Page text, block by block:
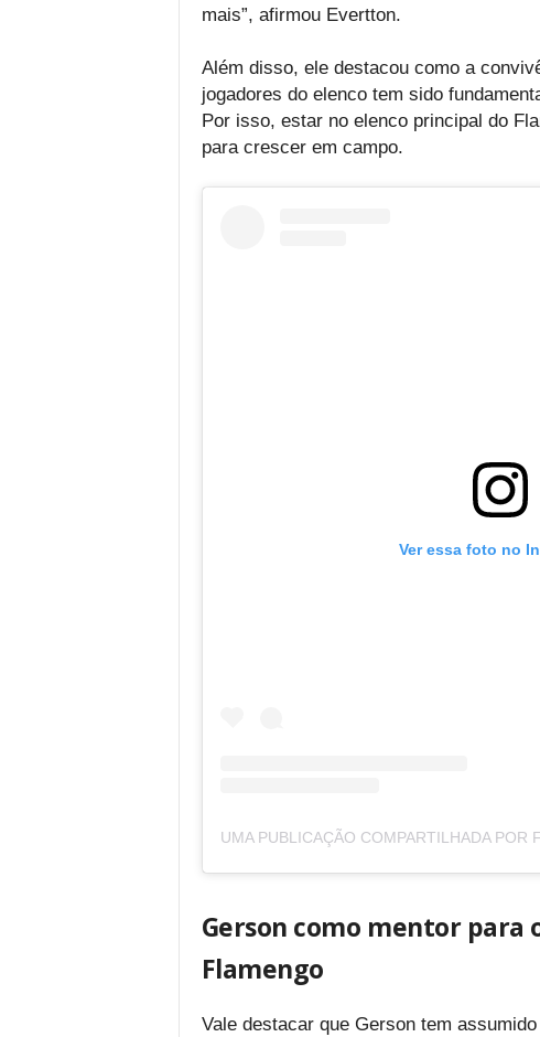
mais”, afirmou Evertton.
Além disso, ele destacou como a
jogadores do elenco tem sido
Por isso, estar no elenco principal do
para crescer em campo.
Ver essa foto no
Gerson como mentor para
Flamengo
Vale destacar que Gerson tem